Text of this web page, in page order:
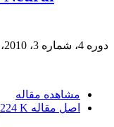
دوره 4، شماره 3، 2010، صفحه
مشاهده مقاله
اصل مقاله 224 K